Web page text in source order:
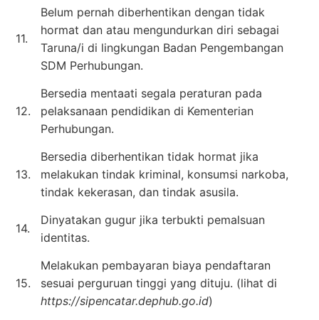
11.
Belum pernah diberhentikan dengan tidak
hormat dan atau mengundurkan diri sebagai
Taruna/i di lingkungan Badan Pengembangan
SDM Perhubungan.
12.
Bersedia mentaati segala peraturan pada
pelaksanaan pendidikan di Kementerian
Perhubungan.
13.
Bersedia diberhentikan tidak hormat jika
melakukan tindak kriminal, konsumsi narkoba,
tindak kekerasan, dan tindak asusila.
14.
Dinyatakan gugur jika terbukti pemalsuan
identitas.
15.
Melakukan pembayaran biaya pendaftaran
sesuai perguruan tinggi yang dituju. (lihat di
https://sipencatar.dephub.go.id)